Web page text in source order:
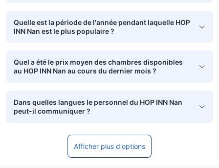
Quelle est la période de l'année pendant laquelle HOP
INN Nan est le plus populaire ?
Quel a été le prix moyen des chambres disponibles
au HOP INN Nan au cours du dernier mois ?
Dans quelles langues le personnel du HOP INN Nan
peut-il communiquer ?
Afficher plus d'options